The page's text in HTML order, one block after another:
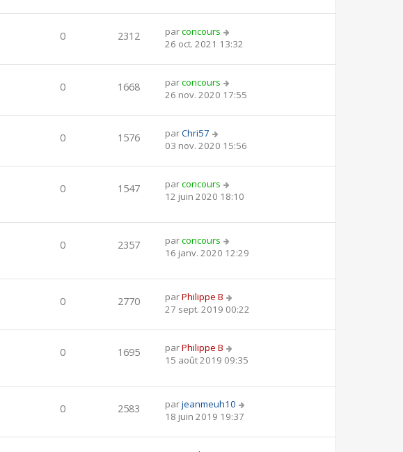
0 2312 parconcours
26 oct. 2021 13:32
0 1668 parconcours
26 nov. 2020 17:55
0 1576 parChri57
03 nov. 2020 15:56
0 1547 parconcours
12 juin 2020 18:10
0 2357 parconcours
16 janv. 2020 12:29
0 2770 parPhilippe B
27 sept. 2019 00:22
0 1695 parPhilippe B
15 août 2019 09:35
0 2583 parjeanmeuh10
18 juin 2019 19:37